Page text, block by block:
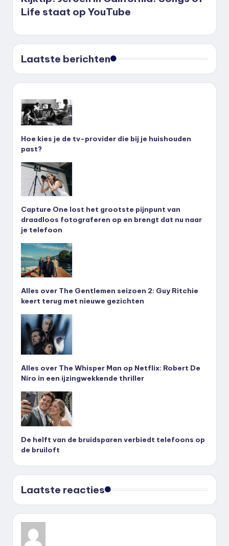
Life staat op YouTube
Laatste berichten
Hoe kies je de tv-provider die bij je huishouden
past?
Capture One lost het grootste pijnpunt van
draadloos fotograferen op en brengt dat nu naar
je telefoon
Alles over The Gentlemen seizoen 2: Guy Ritchie
keert terug met nieuwe gezichten
Alles over The Whisper Man op Netflix: Robert De
Niro in een ijzingwekkende thriller
De helft van de bruidsparen verbiedt telefoons op
de bruiloft
Laatste reacties